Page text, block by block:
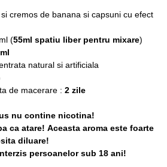
cremos de banana si capsuni cu efect
(55ml spatiu liber pentru mixare)
natural si artificiala
de macerare : 2 zile
nu contine nicotina!
ca atare! Aceasta aroma este foarte
diluare!
persoanelor sub 18 ani!